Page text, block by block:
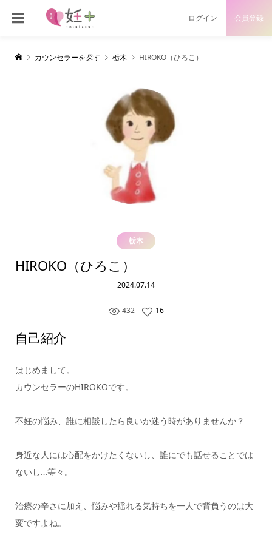
ログイン 会員登録
カウンセラーを探す 栃木 HIROKO（ひろこ）
栃木
HIROKO（ひろこ）
2024.07.14
432 16
自己紹介
はじめまして。
カウンセラーのHIROKOです。
不妊の悩み、誰に相談したら良いか迷う時がありませんか？
身近な人には心配をかけたくないし、誰にでも話せることでは
ないし…等々。
治療の辛さに加え、悩みや揺れる気持ちを一人で背負うのは大
変ですよね。